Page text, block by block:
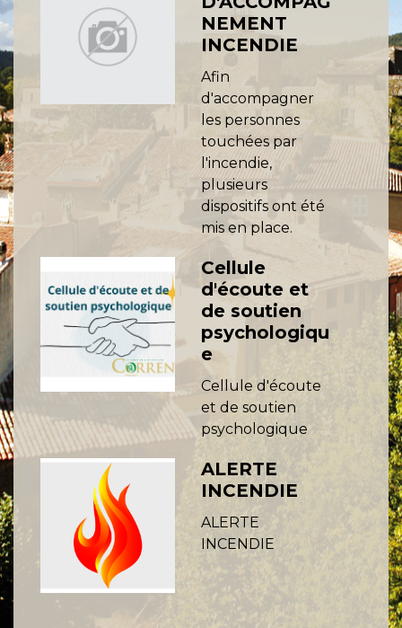
NEMENT
INCENDIE
Afin
d'accompagner
les personnes
touchées par
l'incendie,
plusieurs
dispositifs ont été
mis en place.
Cellule
d'écoute et
de soutien
psychologiqu
e
Cellule d'écoute
et de soutien
psychologique
ALERTE
INCENDIE
ALERTE
INCENDIE